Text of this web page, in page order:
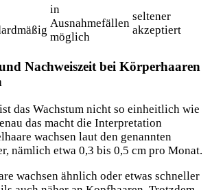
in
Ausnahmefällen
möglich
seltener
akzeptiert
Nachweiszeit bei Körperhaaren
das Wachstum nicht so einheitlich wie
das macht die Interpretation
wachsen laut den genannten
nämlich etwa 0,3 bis 0,5 cm pro Monat.
wachsen ähnlich oder etwas schneller